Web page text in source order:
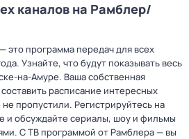
каналов на Рамблер/
это программа передач для всех
Узнайте, что будут показывать весь
на-Амуре. Ваша собственная
расписание интересных
пропустили. Регистрируйтесь на
и обсуждайте сериалы, шоу и фильмы
С ТВ программой от Рамблера — вы